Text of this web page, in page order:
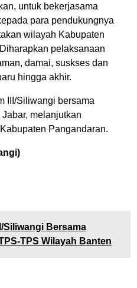
untuk bekerjasama
para pendukungnya
wilayah Kabupaten
pelaksanaan
damai, suskses dan
hingga akhir.
III/Siliwangi bersama
melanjutkan
Pangandaran.
Siliwangi Bersama
TPS Wilayah Banten